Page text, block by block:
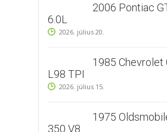
2006 Pontiac
6.0L
2026. július 20.
1985 Chevrolet
L98 TPI
2026. július 15.
1975
350 V8